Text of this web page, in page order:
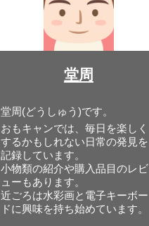
堂周
堂周(どうしゅう)です。
おもキャンでは、毎日を楽しく
するかもしれない日常の発見を
記録しています。
小物類の紹介や購入品目のレビ
ューもあります。
近ごろは水彩画と電子キーボー
ドに興味を持ち始めています。